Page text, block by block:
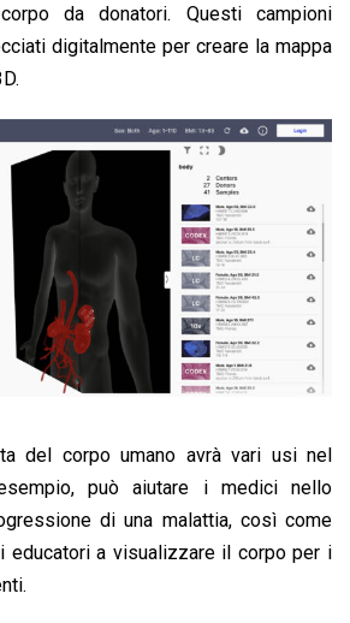
da donatori. Questi campioni
digitalmente per creare la mappa
del corpo umano avrà vari usi nel
può aiutare i medici nello
di una malattia, così come
educatori a visualizzare il corpo per i